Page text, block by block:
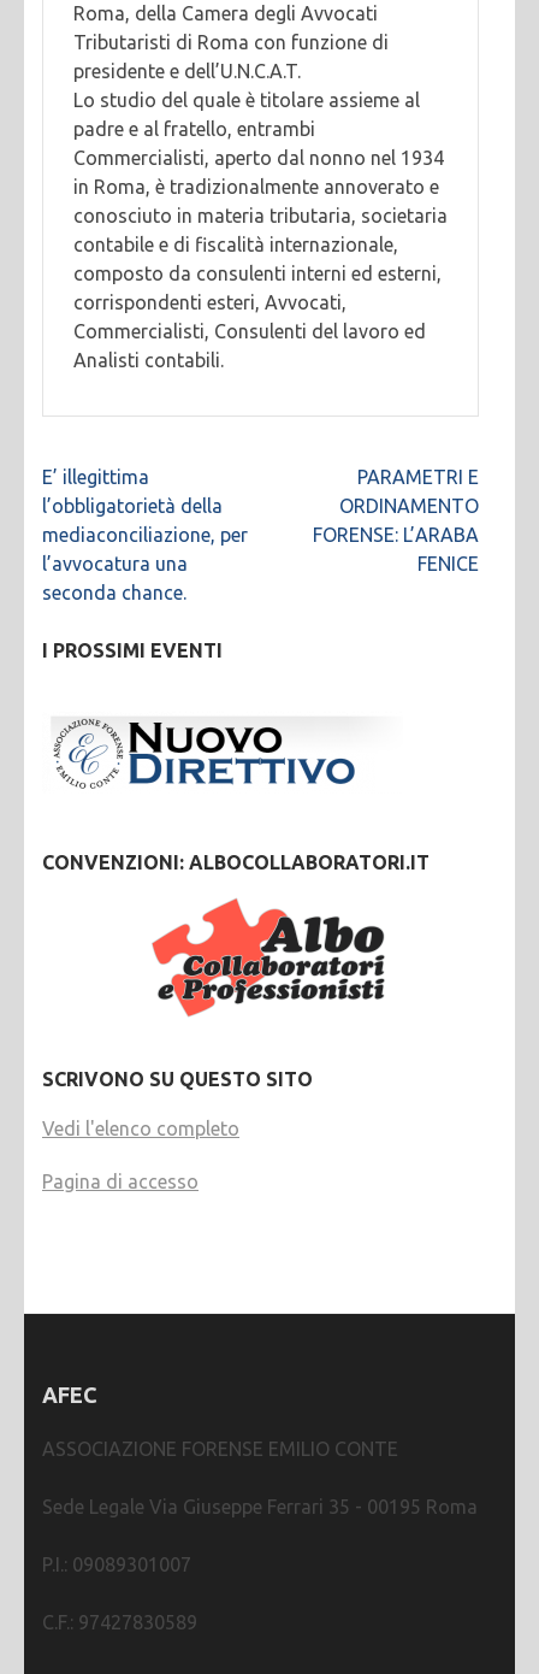
Roma, della Camera degli Avvocati
Tributaristi di Roma con funzione di
presidente e dell’U.N.C.A.T.
Lo studio del quale è titolare assieme al
padre e al fratello, entrambi
Commercialisti, aperto dal nonno nel 1934
in Roma, è tradizionalmente annoverato e
conosciuto in materia tributaria, societaria
contabile e di fiscalità internazionale,
composto da consulenti interni ed esterni,
corrispondenti esteri, Avvocati,
Commercialisti, Consulenti del lavoro ed
Analisti contabili.
Navigazione
articoli
E’ illegittima
l’obbligatorietà della
mediaconciliazione, per
l’avvocatura una
seconda chance.
PARAMETRI E
ORDINAMENTO
FORENSE: L’ARABA
FENICE
I PROSSIMI EVENTI
CONVENZIONI: ALBOCOLLABORATORI.IT
SCRIVONO SU QUESTO SITO
Vedi l'elenco completo
Pagina di accesso
AFEC
ASSOCIAZIONE FORENSE EMILIO CONTE
Sede Legale Via Giuseppe Ferrari 35 - 00195 Roma
P.I.: 09089301007
C.F.: 97427830589